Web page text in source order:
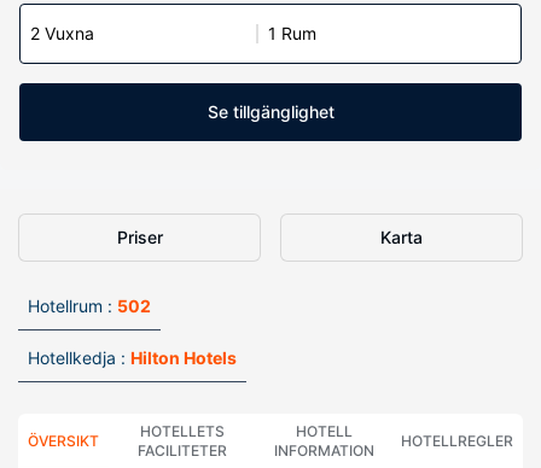
2 Vuxna 1 Rum
Se tillgänglighet
Priser Karta
Hotellrum : 502
Hotellkedja : Hilton Hotels
ÖVERSIKT
HOTELLETS
FACILITETER
HOTELL
INFORMATION
HOTELLREGLER